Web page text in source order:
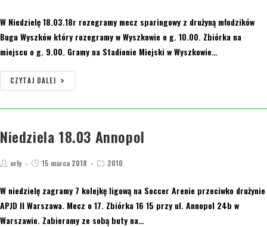
W Niedzielę 18.03.18r rozegramy mecz sparingowy z drużyną młodzików
Bugu Wyszków który rozegramy w Wyszkowie o g. 10.00. Zbiórka na
miejscu o g. 9.00. Gramy na Stadionie Miejski w Wyszkowie…
CZYTAJ DALEJ
Niedziela 18.03 Annopol
orly 15 marca 2018 2010
W niedzielę zagramy 7 kolejkę ligową na Soccer Arenie przeciwko drużynie
APJD II Warszawa. Mecz o 17. Zbiórka 16 15 przy ul. Annopol 24b w
Warszawie. Zabieramy ze sobą buty na…